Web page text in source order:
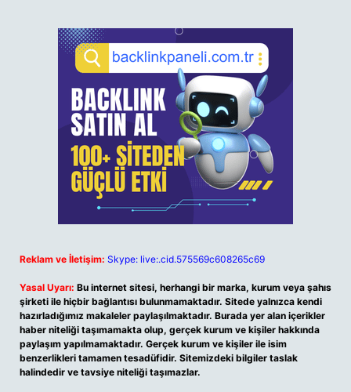
Reklam ve İletişim: Skype: live:.cid.575569c608265c69
Yasal Uyarı: Bu internet sitesi, herhangi bir marka, kurum veya şahıs
şirketi ile hiçbir bağlantısı bulunmamaktadır. Sitede yalnızca kendi
hazırladığımız makaleler paylaşılmaktadır. Burada yer alan içerikler
haber niteliği taşımamakta olup, gerçek kurum ve kişiler hakkında
paylaşım yapılmamaktadır. Gerçek kurum ve kişiler ile isim
benzerlikleri tamamen tesadüfidir. Sitemizdeki bilgiler taslak
halindedir ve tavsiye niteliği taşımazlar.